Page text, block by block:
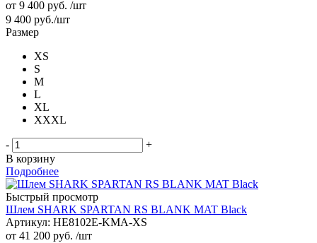
от 9 400 руб. /шт
9 400 руб./шт
Размер
XS
S
M
L
XL
XXXL
-
+
В корзину
Подробнее
Быстрый просмотр
Шлем SHARK SPARTAN RS BLANK MAT Black
Артикул: HE8102E-KMA-XS
от 41 200 руб. /шт